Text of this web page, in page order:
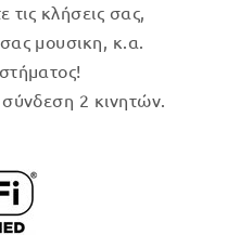
κλήσεις σας,
μουσικη, κ.α.
2 κινητών.